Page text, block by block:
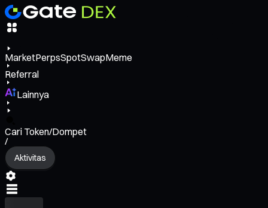
MarketPerpsSpotSwapMeme
Referral
Lainnya
Cari Token/Dompet
/
Aktivitas